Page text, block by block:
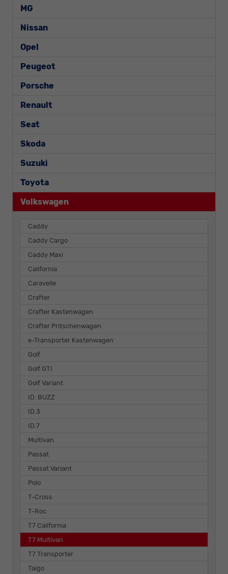
MG
Nissan
Opel
Peugeot
Porsche
Renault
Seat
Skoda
Suzuki
Toyota
Volkswagen
Caddy
Caddy Cargo
Caddy Maxi
California
Caravelle
Crafter
Crafter Kastenwagen
Crafter Pritschenwagen
e-Transporter Kastenwagen
Golf
Golf GTI
Golf Variant
ID. BUZZ
ID.3
ID.7
Multivan
Passat
Passat Variant
Polo
T-Cross
T-Roc
T7 California
T7 Multivan
T7 Transporter
Taigo